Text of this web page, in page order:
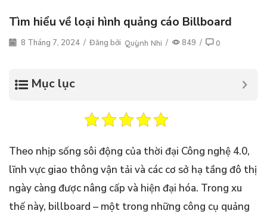
Tìm hiểu về loại hình quảng cáo Billboard
8 Tháng 7, 2024 / Đăng bởi Quỳnh Nhi / 849 / 0
Mục lục
Theo nhịp sống sôi động của thời đại Công nghệ 4.0,
lĩnh vực giao thông vận tải và các cơ sở hạ tầng đô thị
ngày càng được nâng cấp và hiện đại hóa. Trong xu
thế này, billboard – một trong những công cụ quảng